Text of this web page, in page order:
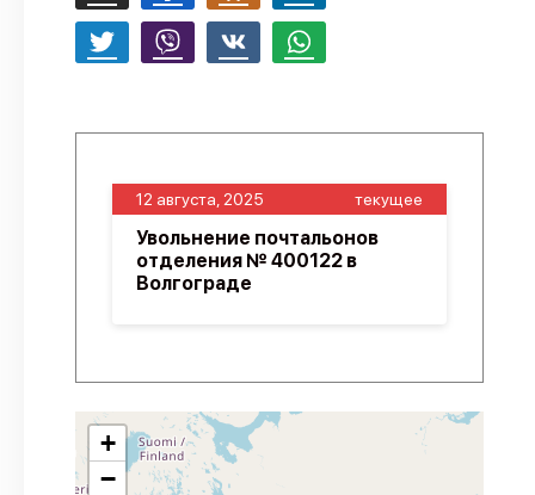
12 августа, 2025 текущее
Увольнение почтальонов
отделения № 400122 в
Волгограде
+
−